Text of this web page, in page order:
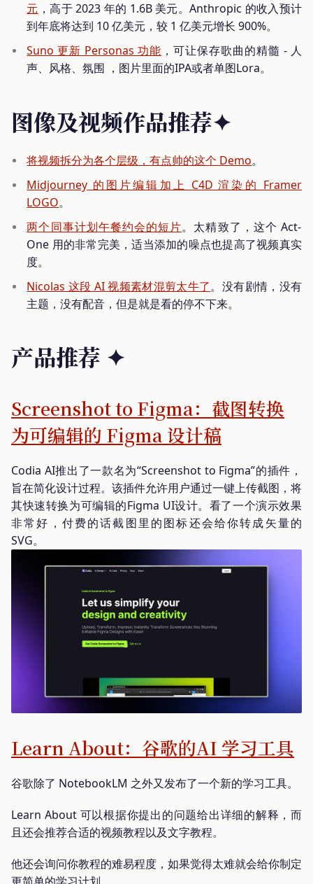
元 ，高于 2023 年的 1.6B 美元。Anthropic 的收入预计
到年底将达到 10 亿美元，较 1 亿美元增长 900%。
Suno 更新 Personas 功能 ，可让保存歌曲的精髓 - 人
声、风格、氛围 ，图片里面的IPA或者单图Lora。
图像及视频作品推荐✦
将视频拆分为各个层级，有点帅的这个 Demo。
Midjourney 的图片编辑加上 C4D 渲染的 Framer
LOGO。
两个同事计划午餐约会的短片。太精致了，这个 Act-
One 用的非常完美，适当添加的噪点也提高了视频真实
度。
Nicolas 这段 AI 视频素材混剪太牛了。没有剧情，没有
主题，没有配音，但是就是看的停不下来。
产品推荐 ✦
Screenshot to Figma：截图转换
为可编辑的 Figma 设计稿
Codia AI推出了一款名为“Screenshot to Figma”的插件，
旨在简化设计过程。该插件允许用户通过一键上传截图，将
其快速转换为可编辑的Figma UI设计。看了一个演示效果
非常好，付费的话截图里的图标还会给你转成矢量的
SVG。
Learn About：谷歌的AI 学习工具
谷歌除了 NotebookLM 之外又发布了一个新的学习工具。
Learn About 可以根据你提出的问题给出详细的解释，而
且还会推荐合适的视频教程以及文字教程。
他还会询问你教程的难易程度，如果觉得太难就会给你制定